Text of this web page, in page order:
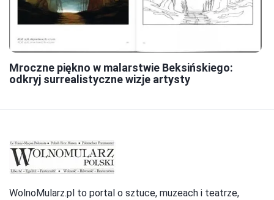
Mroczne piękno w malarstwie Beksińskiego:
odkryj surrealistyczne wizje artysty
WolnoMularz.pl to portal o sztuce, muzeach i teatrze,